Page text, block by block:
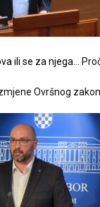
ili se za njega…
Ovršnog